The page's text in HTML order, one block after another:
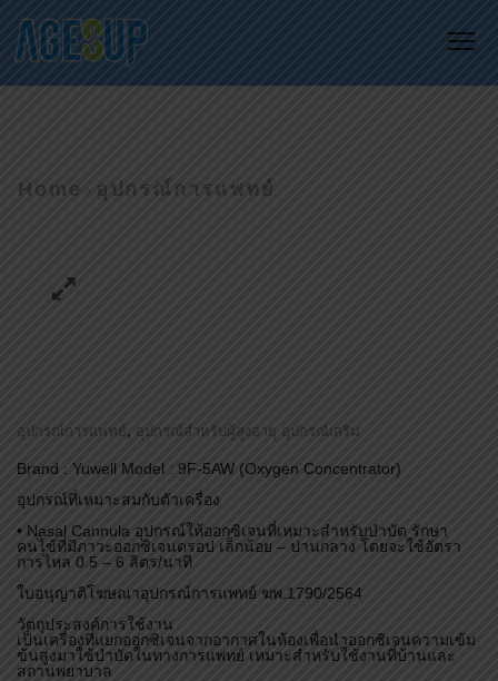
Home อุปกรณ์การแพทย์
อุปกรณ์การแพทย์ , อุปกรณ์สำหรับผู้สูงอายุ อุปกรณ์เสริม
Brand : Yuwell Model : 9F-5AW (Oxygen Concentrator)
อุปกรณ์ที่เหมาะสมกับตัวเครื่อง
• Nasal Cannula อุปกรณ์ให้ออกซิเจนที่เหมาะสำหรับบำบัด รักษา
คนไข้ที่มีภาวะออกซิเจนดรอป เล็กน้อย – ปานกลาง โดยจะใช้อัตรา
การไหล 0.5 – 6 ลิตร/นาที
ใบอนุญาติโฆษณาอุปกรณ์การแพทย์ ฆพ.1790/2564
วัตถุประสงค์การใช้งาน
เป็นเครื่องที่แยกออกซิเจนจากอากาศในห้องเพื่อนำออกซิเจนความเข้ม
ข้นสูงมาใช้บำบัดในทางการแพทย์ เหมาะสำหรับใช้งานที่บ้านและ
สถานพยาบาล